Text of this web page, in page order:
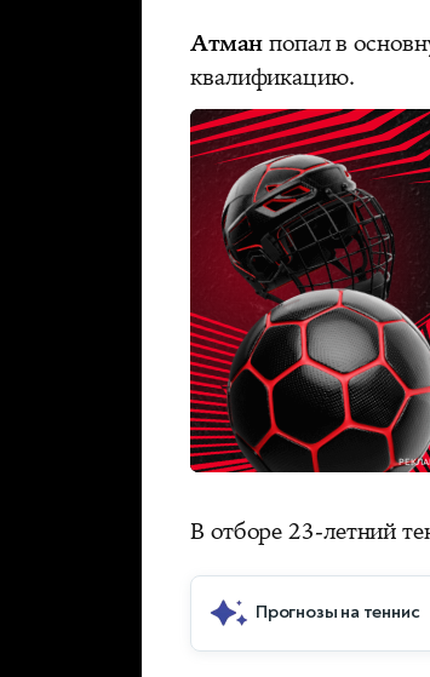
Атманпопал в
квалификацию.
В отборе 23-летний
Прогнозы на теннис